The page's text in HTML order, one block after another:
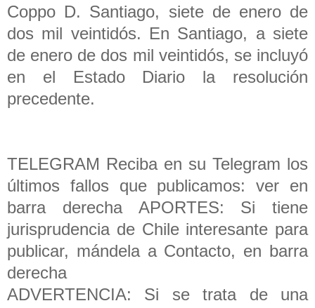
Coppo D. Santiago, siete de enero de
dos mil veintidós. En Santiago, a siete
de enero de dos mil veintidós, se incluyó
en el Estado Diario la resolución
precedente.
TELEGRAM Reciba en su Telegram los
últimos fallos que publicamos: ver en
barra derecha APORTES: Si tiene
jurisprudencia de Chile interesante para
publicar, mándela a Contacto, en barra
derecha
ADVERTENCIA: Si se trata de una